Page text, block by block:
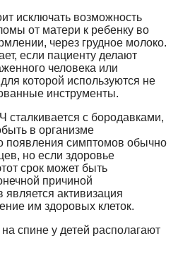
исключать возможность
от матери к ребенку во
через грудное молоко.
если пациенту делают
человека или
которой используются не
инструменты.
с бородавками,
в организме
появления симптомов обычно
но если здоровье
срок может быть
причиной
является активизация
им здоровых клеток.
спине у детей располагают